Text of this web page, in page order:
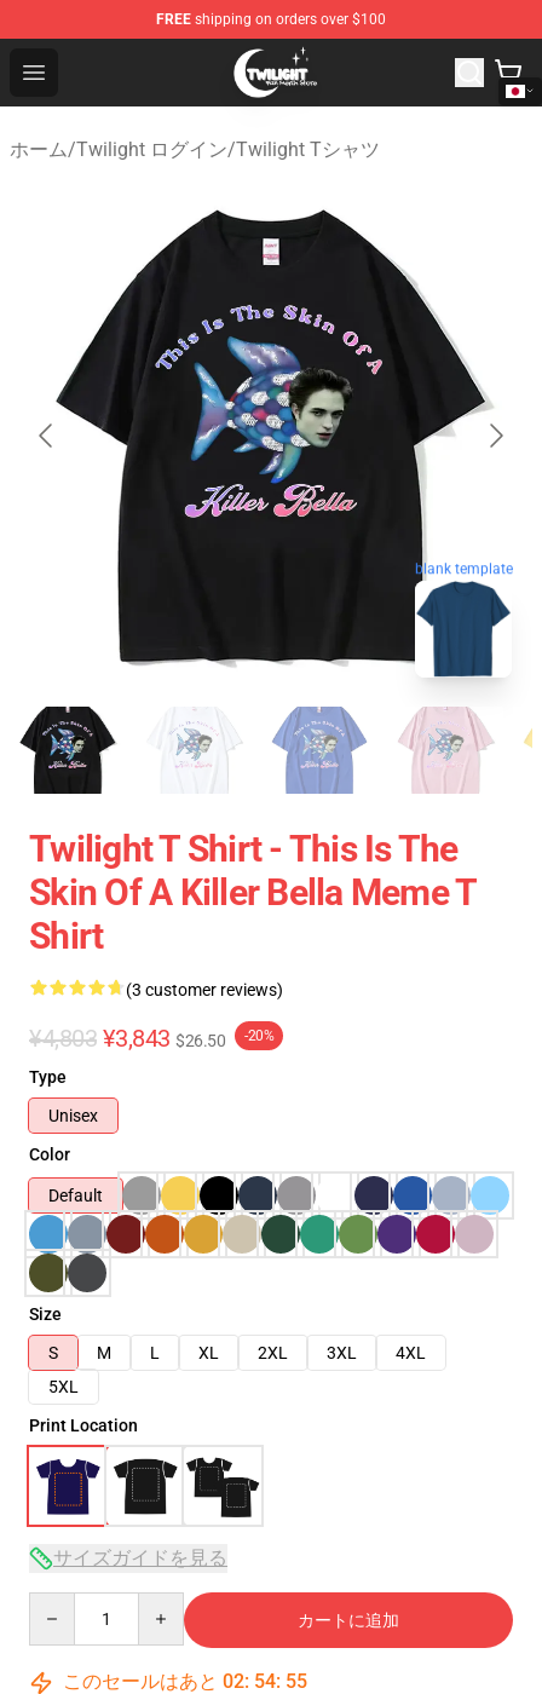
FREE shipping on orders over $100
Open menu
Twilight Store - Official Twilight Merchandise Shop
ホーム/Twilight ログイン/Twilight Tシャツ
blank template
Twilight T Shirt - This Is The
Skin Of A Killer Bella Meme T
Shirt
(3 customer reviews)
¥4,803 ¥3,843 $26.50 -20%
Type
Unisex
Color
Default
Size
S
M L XL 2XL 3XL
4XL
5XL
Print Location
サイズガイドを見る
カートに追加
このセールはあと 02: 54: 54